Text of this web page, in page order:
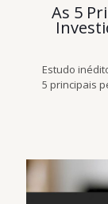
As 5
Estudo
5 principais